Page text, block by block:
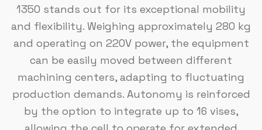
1350 stands out for its exceptional mobility
and flexibility. Weighing approximately 280 kg
and operating on 220V power, the equipment
can be easily moved between different
machining centers, adapting to fluctuating
production demands. Autonomy is reinforced
by the option to integrate up to 16 vises,